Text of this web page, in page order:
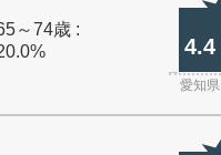
～74歳 :
4.4
愛知県